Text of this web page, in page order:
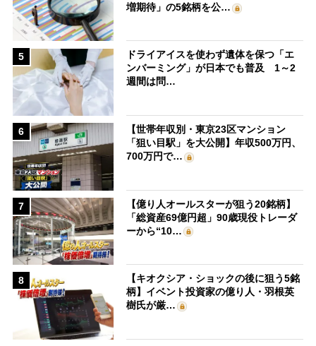
増期待」の5銘柄を公…
5
ドライアイスを使わず遺体を保つ「エ
ンバーミング」が日本でも普及 1～2
週間は問…
6
【世帯年収別・東京23区マンション
「狙い目駅」を大公開】年収500万円、
700万円で…
7
【億り人オールスターが狙う20銘柄】
「総資産69億円超」90歳現役トレーダ
ーから“10…
8
【キオクシア・ショックの後に狙う5銘
柄】イベント投資家の億り人・羽根英
樹氏が厳…